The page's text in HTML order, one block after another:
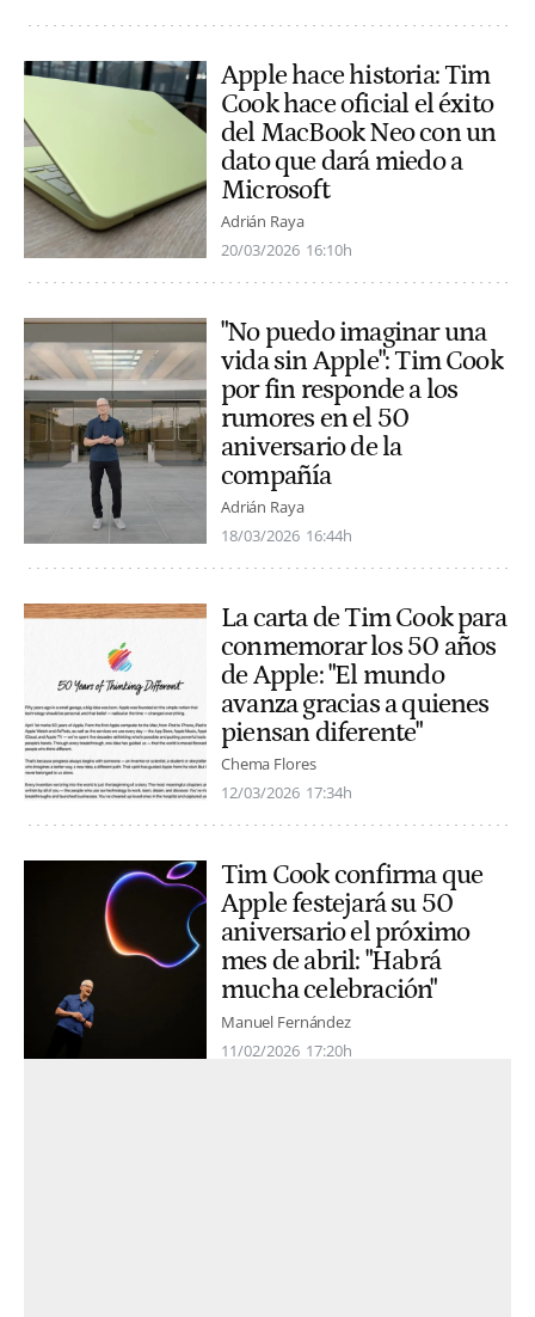
Apple hace historia: Tim
Cook hace oficial el éxito
del MacBook Neo con un
dato que dará miedo a
Microsoft
Adrián Raya
20/03/2026 16:10h
"No puedo imaginar una
vida sin Apple": Tim Cook
por fin responde a los
rumores en el 50
aniversario de la
compañía
Adrián Raya
18/03/2026 16:44h
La carta de Tim Cook para
conmemorar los 50 años
de Apple: "El mundo
avanza gracias a quienes
piensan diferente"
Chema Flores
12/03/2026 17:34h
Tim Cook confirma que
Apple festejará su 50
aniversario el próximo
mes de abril: "Habrá
mucha celebración"
Manuel Fernández
11/02/2026 17:20h